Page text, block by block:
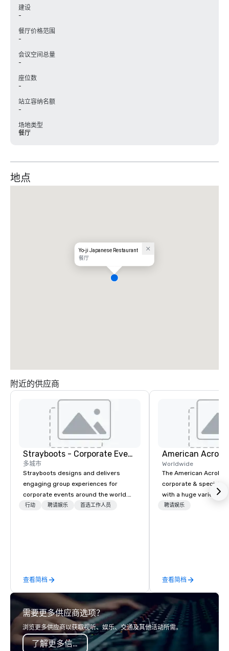
建设
-
餐厅价格范围
-
会议空间总量
-
座位数
-
站立容纳名额
-
场地类型
餐厅
地点
Yo-ji Japanese Restaurant
餐厅
附近的供应商
Strayboots - Corporate Events and Team Building Activities
多城市
Strayboots designs and delivers
engaging group experiences for
corporate events around the world.
We operate in 300+ cities globally,
initiatives, conference engagement,
offsite programming, and outdoor
group activities, all built to fit
seamlessly into meetings, incentives,
retreats, and company-wide events.
Programs can be indoor, outdoor, on-
property, or city-based. Strayboots
行动 聘请娱乐 首选工作人员
查看简档
Worldwide
The American
corporate & special
with a huge variety of
performances using
聘请娱乐
查看简档
需要更多供应商选项？
浏览更多供应商以获取视听、娱乐、交通及其他活动所需。
了解更多信息